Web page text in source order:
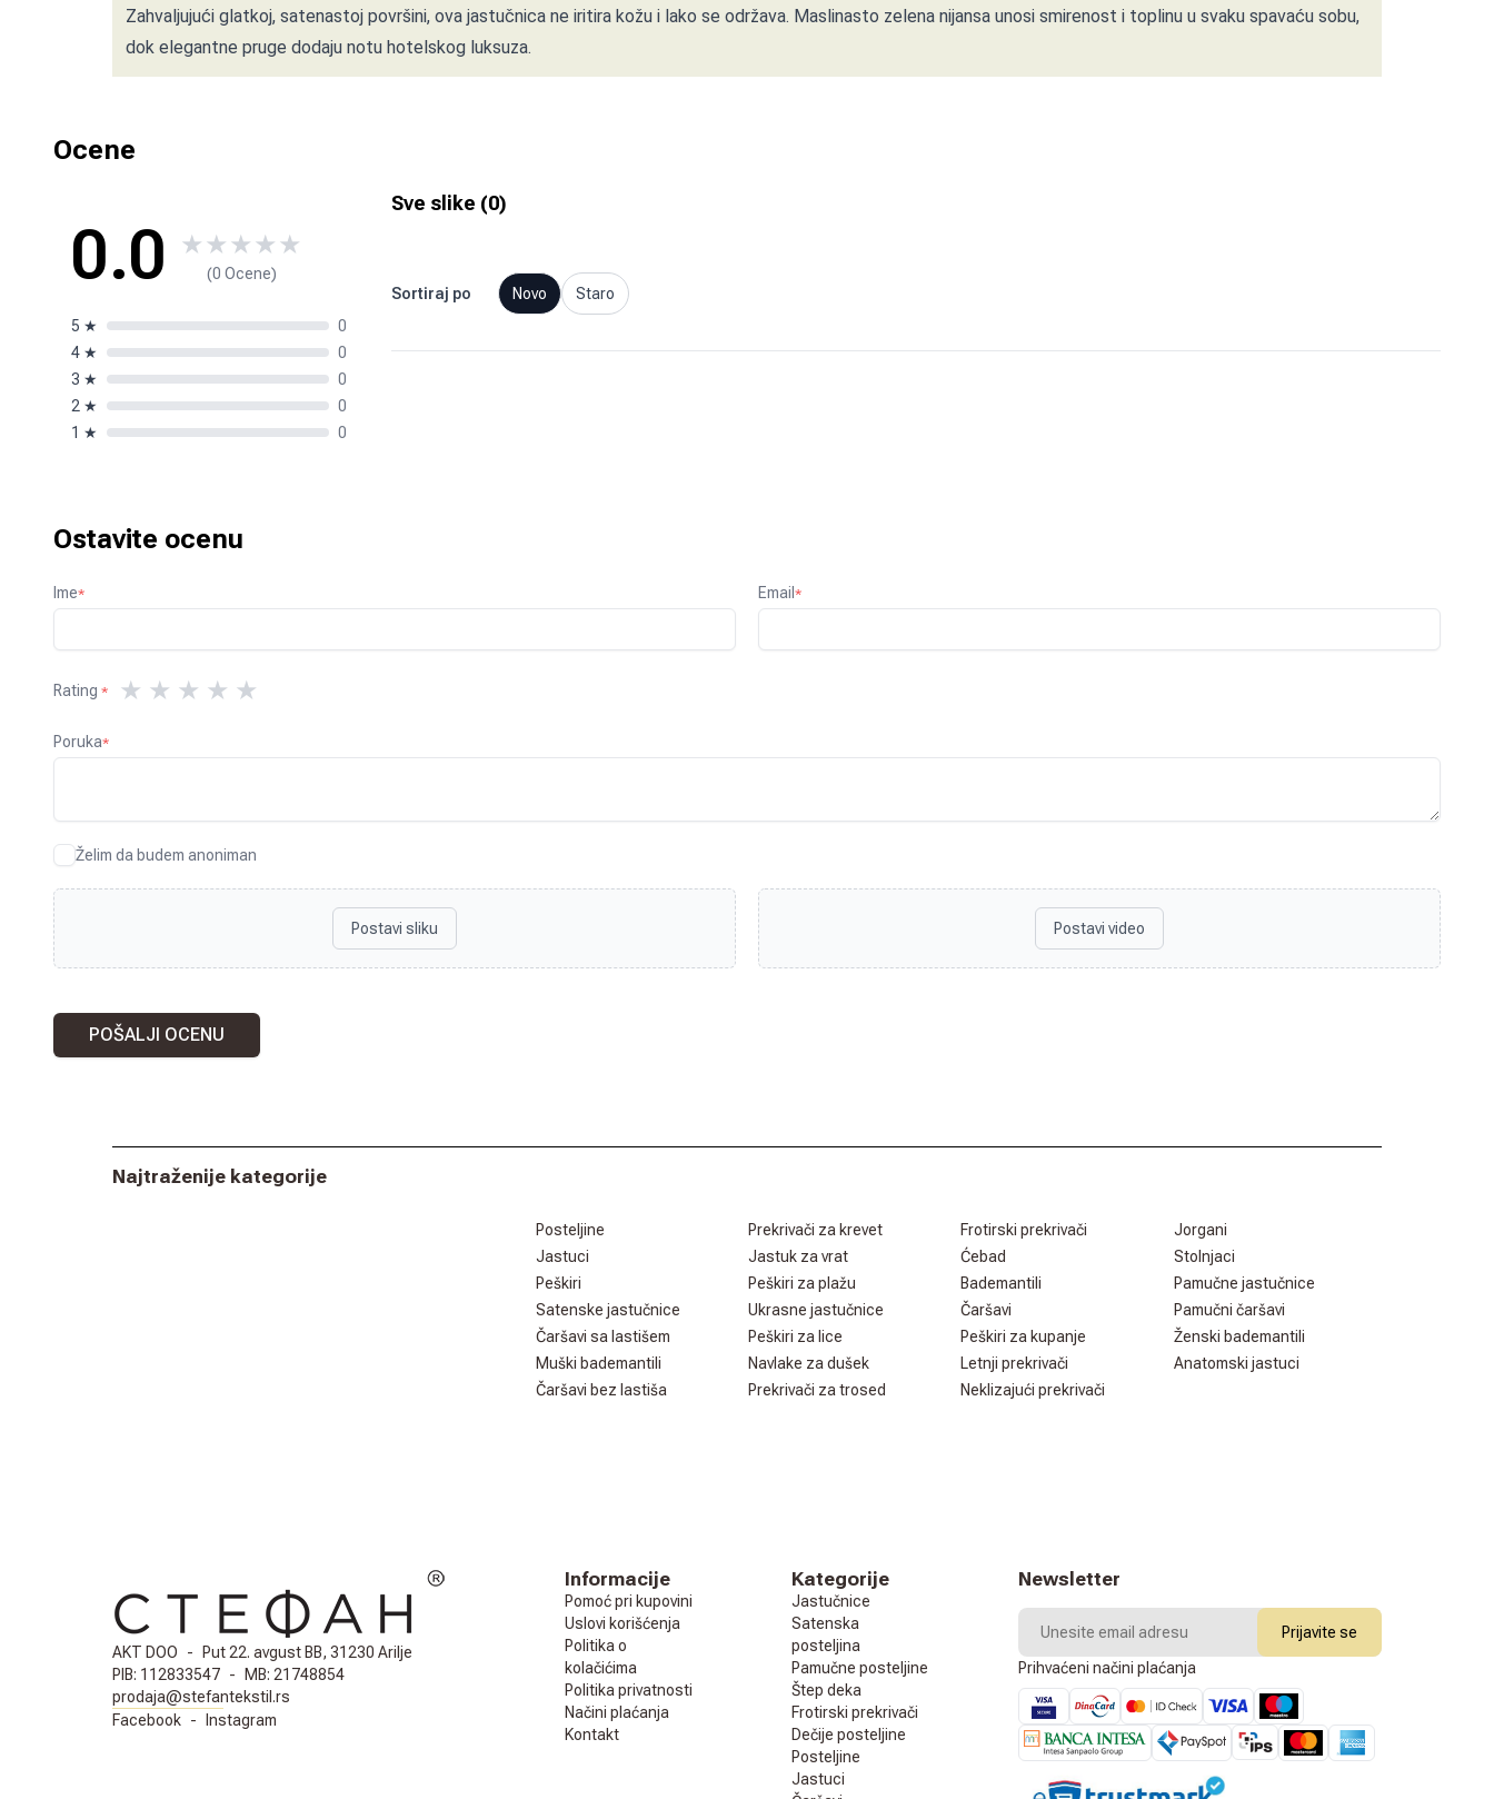
Zahvaljujući glatkoj, satenastoj površini, ova jastučnica ne iritira kožu i lako se održava. Maslinasto zelena nijansa unosi smirenost i toplinu u svaku spavaću sobu,
dok elegantne pruge dodaju notu hotelskog luksuza.
Ocene
0.0 ★★★★★
(0 Ocene)
5 ★
0
4 ★
0
3 ★
0
2 ★
0
1 ★ 0
Sve slike (0)
Sortiraj po Novo Staro
Ostavite ocenu
Ime* Email *
Rating * ★ ★ ★ ★ ★
Poruka*
Želim da budem anoniman
Postavi sliku Postavi video
POŠALJI OCENU
Najtraženije kategorije
Posteljine Prekrivači za krevet Frotirski prekrivači
Jorgani
Jastuci
Jastuk za vrat Ćebad
Stolnjaci
Peškiri
Peškiri za plažu Bademantili
Pamučne jastučnice
Satenske jastučnice
Ukrasne jastučnice Čaršavi
Pamučni čaršavi
Čaršavi sa lastišem
Peškiri za lice Peškiri za kupanje
Ženski bademantili
Muški bademantili
Navlake za dušek Letnji prekrivači
Anatomski jastuci
Čaršavi bez lastiša
Prekrivači za trosed Neklizajući prekrivači
AKT DOO -
Put 22. avgust BB, 31230 Arilje
PIB: 112833547 - MB: 21748854
prodaja@stefantekstil.rs
Facebook - Instagram
Informacije
Pomoć pri kupovini
Uslovi korišćenja
Politika o
kolačićima
Politika privatnosti
Načini plaćanja
Kontakt
Kategorije
Jastučnice
Satenska
posteljina
Pamučne posteljine
Štep deka
Frotirski prekrivači
Dečije posteljine
Posteljine
Jastuci
Newsletter
Prijavite se
Prihvaćeni načini plaćanja